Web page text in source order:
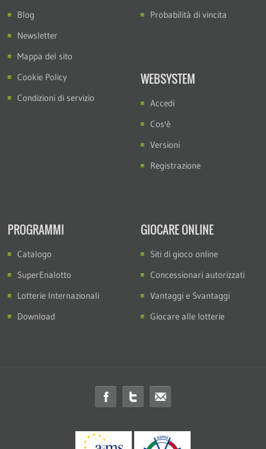
Blog
Newsletter
Mappa del sito
Cookie Policy
Condizioni di servizio
Probabilità di vincita
WEBSYSTEM
Accedi
Cos'è
Versioni
Registrazione
PROGRAMMI
Catalogo
SuperEnalotto
Lotterie Internazionali
Download
GIOCARE ONLINE
Siti di gioco online
Concessionari autorizzati
Vantaggi e Svantaggi
Giocare alle lotterie